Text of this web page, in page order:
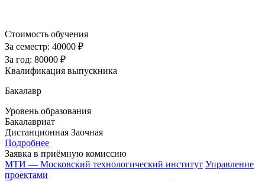
Стоимость обучения
За семестр: 40000 ₽
За год: 80000 ₽
Квалификация выпускника
Бакалавр
Уровень образования
Бакалавриат
Дистанционная Заочная
Подробнее
Заявка в приёмную комиссию
МТИ — Московский технологический институт Управление
проектами